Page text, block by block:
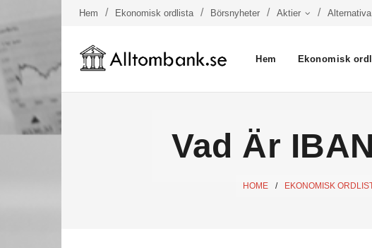
Hem Ekonomisk ordlista Börsnyheter Aktier
Hem Ekonomisk
Vad Är
HOME / EKONOMISK